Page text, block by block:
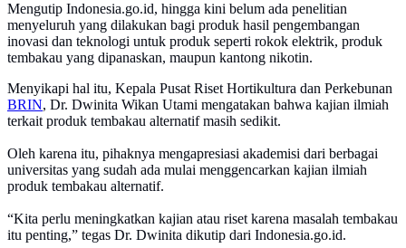
Mengutip Indonesia.go.id, hingga kini belum ada penelitian
menyeluruh yang dilakukan bagi produk hasil pengembangan
inovasi dan teknologi untuk produk seperti rokok elektrik, produk
tembakau yang dipanaskan, maupun kantong nikotin.
Menyikapi hal itu, Kepala Pusat Riset Hortikultura dan Perkebunan
BRIN, Dr. Dwinita Wikan Utami mengatakan bahwa kajian ilmiah
terkait produk tembakau alternatif masih sedikit.
Oleh karena itu, pihaknya mengapresiasi akademisi dari berbagai
universitas yang sudah ada mulai menggencarkan kajian ilmiah
produk tembakau alternatif.
“Kita perlu meningkatkan kajian atau riset karena masalah tembakau
itu penting,” tegas Dr. Dwinita dikutip dari Indonesia.go.id.